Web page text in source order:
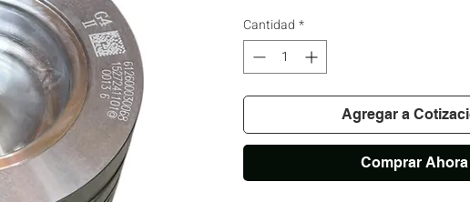
Cantidad *
Agregar a
Comprar Ahora